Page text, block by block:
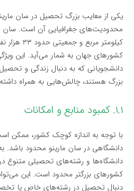
یکی از معایب بزرگ تحصیل در سان
کیلومتر
کشورهای جهان به شمار می‌آید. این
دانشجویانی که به دنبال زندگی و
بزرگ هستند، چالش‌هایی به همراه
۱.۱. کمبود منابع و امکانات
با توجه به اندازه کوچک کشور، ممکن
دانشگاهی در سان مارینو محدود باشد.
دانشگاه‌ها و رشته‌های تحصیلی متنوع
کشورهای بزرگتر محدود است. این
دنبال تحصیل در رشته‌های خاص یا